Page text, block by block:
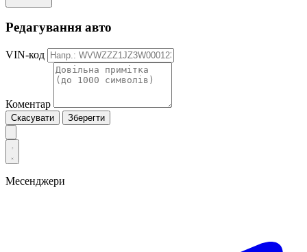
Редагування авто
VIN-код
Коментар
Скасувати Зберегти
Месенджери